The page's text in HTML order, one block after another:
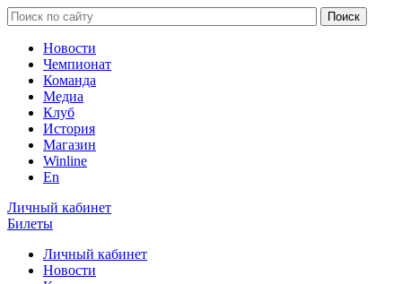
Новости
Чемпионат
Команда
Медиа
Клуб
История
Магазин
Winline
En
Личный кабинет
Билеты
Личный кабинет
Новости